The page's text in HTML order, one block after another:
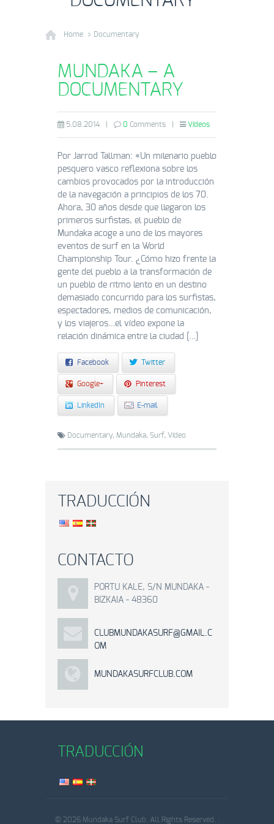
Home Documentary
MUNDAKA – A
DOCUMENTARY
5.08.2014 0 Comments Vídeos
Por Jarrod Tallman: «Un milenario pueblo
pesquero vasco reflexiona sobre los
cambios provocados por la introducción
de la navegación a principios de los 70.
Ahora, 30 años desde que llegaron los
primeros surfistas, el pueblo de
Mundaka acoge a uno de los mayores
eventos de surf en la World
Championship Tour. ¿Cómo hizo frente la
gente del pueblo a la transformación de
un pueblo de ritmo lento en un destino
demasiado concurrido para los surfistas,
espectadores, medios de comunicación,
y los viajeros…el vídeo expone la
relación dinámica entre la ciudad […]
Facebook Twitter
Google+ Pinterest
LinkedIn E-mail
Documentary, Mundaka, Surf, Vídeo
TRADUCCIÓN
CONTACTO
PORTU KALE, S/N MUNDAKA -
BIZKAIA - 48360
CLUBMUNDAKASURF@GMAIL.C
OM
MUNDAKASURFCLUB.COM
TRADUCCIÓN
© 2026 Mundaka Surf Club. All Rights Reserved.